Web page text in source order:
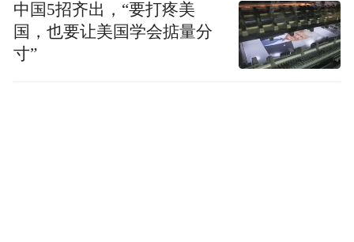
中国5招齐出，“要打疼美
国，也要让美国学会掂量分
寸”